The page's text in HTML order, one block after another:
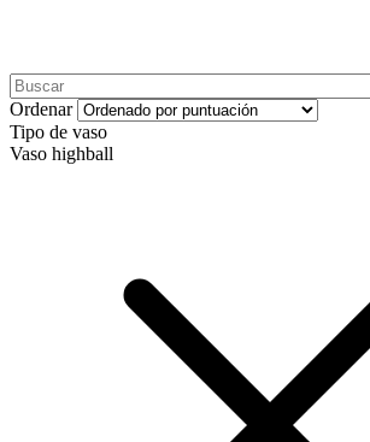
Ordenar
Tipo de vaso
Vaso highball